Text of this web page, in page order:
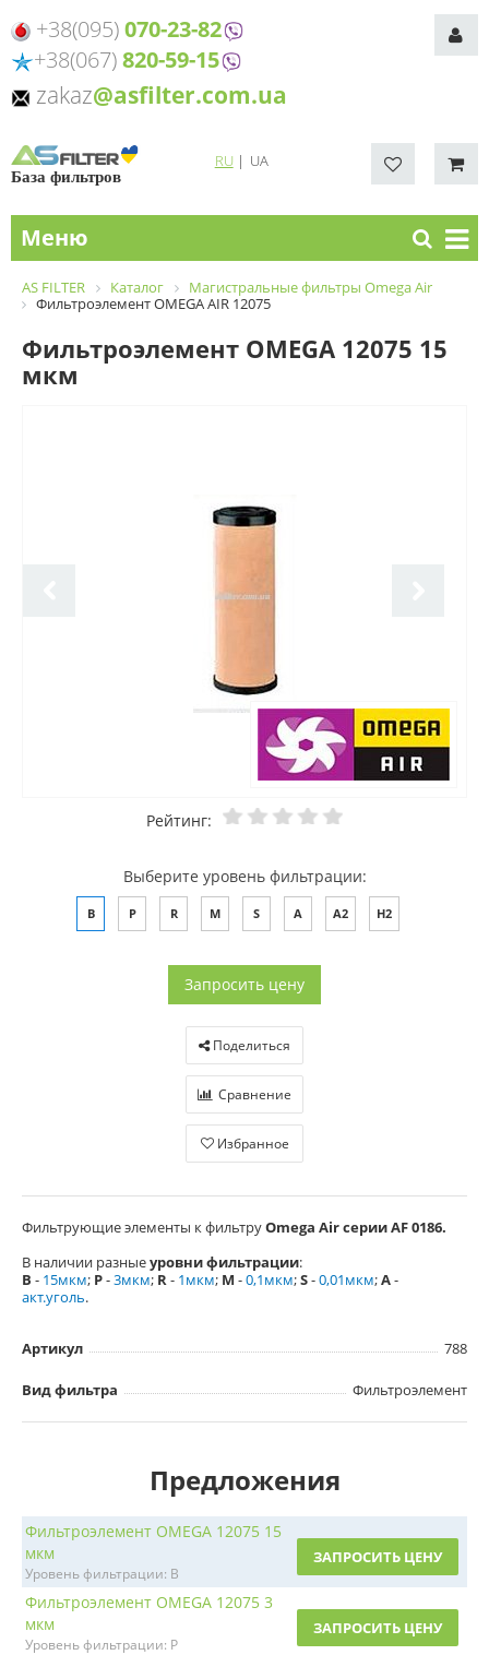
+38(095)070-23-82
+38(067)820-59-15
zakaz@asfilter.com.ua
База фильтров
RU| UA
Меню
AS FILTER Каталог
Магистральные фильтры Omega Air
Фильтроэлемент OMEGA AIR 12075
Фильтроэлемент OMEGA 12075 15
мкм
Рейтинг:
Выберите уровень фильтрации:
B P R M S A A2 H2
Запросить цену
Поделиться
Сравнение
Избранное
Фильтрующие элементы к фильтруOmega Air серии AF 0186.
В наличии разныеуровни фильтрации:
В - 15мкм; Р-3мкм; R- 1мкм; М -0,1мкм;S-0,01мкм;А-
акт.уголь.
Артикул 788
Вид фильтра Фильтроэлемент
Предложения
Фильтроэлемент OMEGA 12075 15
мкм
Уровень фильтрации: B
ЗАПРОСИТЬ ЦЕНУ
Фильтроэлемент OMEGA 12075 3
мкм
Уровень фильтрации: P
ЗАПРОСИТЬ ЦЕНУ